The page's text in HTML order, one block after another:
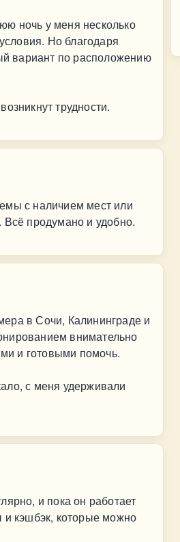
ночь у меня несколько
Но благодаря
вариант по расположению
трудности.
с наличием мест или
продумано и удобно.
в Сочи, Калининграде и
внимательно
и готовыми помочь.
с меня удерживали
и пока он работает
и кэшбэк, которые можно